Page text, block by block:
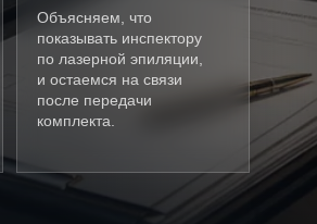
Объясняем, что
показывать инспектору
по лазерной эпиляции,
и остаемся на связи
после передачи
комплекта.